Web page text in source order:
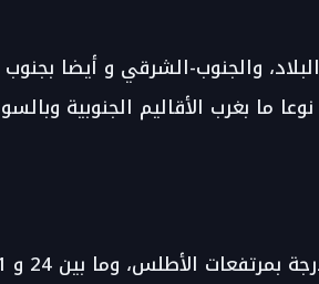
والجنوب-الشرقي و أيضا
ما بغرب الأقاليم الجنوبية